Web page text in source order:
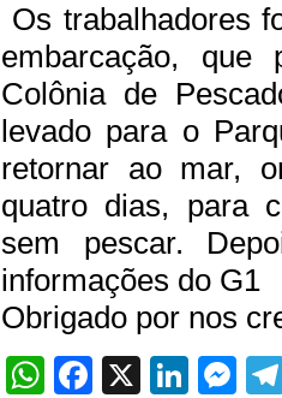
Os trabalhadores
embarcação,
Colônia de
levado para o
retornar ao mar,
quatro dias, para
sem pescar.
informações do G1
Obrigado por nos
WhatsApp
Facebook
X